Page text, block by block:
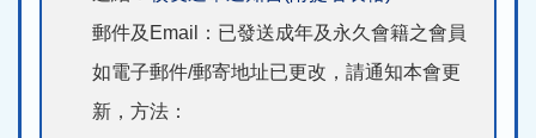
郵件及Email：已發送成年及永久會籍之會員
如電子郵件/郵寄地址已更改，請通知本會更
新，方法：